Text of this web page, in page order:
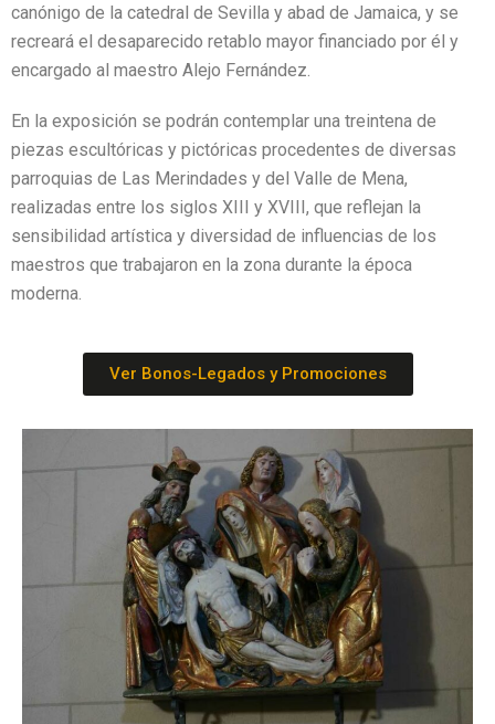
canónigo de la catedral de Sevilla y abad de Jamaica, y se
recreará el desaparecido retablo mayor financiado por él y
encargado al maestro Alejo Fernández.
En la exposición se podrán contemplar una treintena de
piezas escultóricas y pictóricas procedentes de diversas
parroquias de Las Merindades y del Valle de Mena,
realizadas entre los siglos XIII y XVIII, que reflejan la
sensibilidad artística y diversidad de influencias de los
maestros que trabajaron en la zona durante la época
moderna.
Ver Bonos-Legados y Promociones